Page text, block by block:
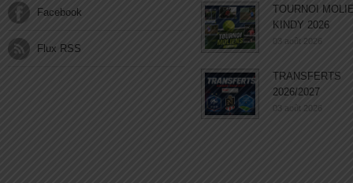
Facebook
Flux RSS
TOURNOI
KINDY 2026
03 août 2026
TRANSFERTS
2026/2027
03 août 2026